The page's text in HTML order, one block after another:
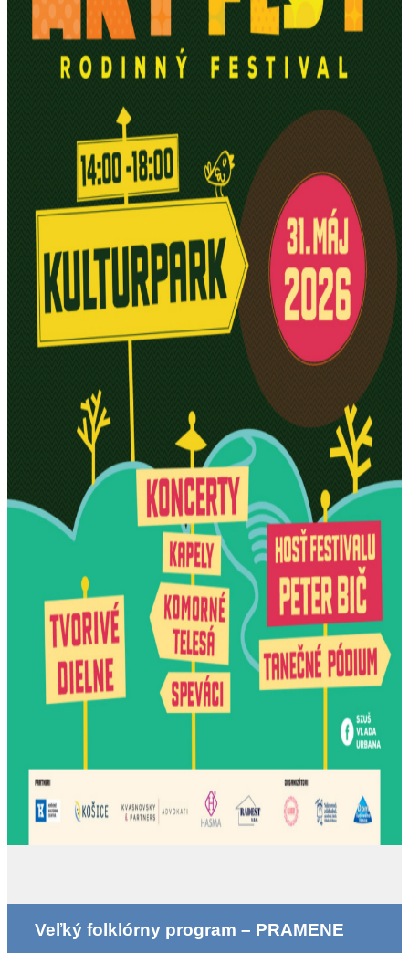
Veľký folklórny program – PRAMENE